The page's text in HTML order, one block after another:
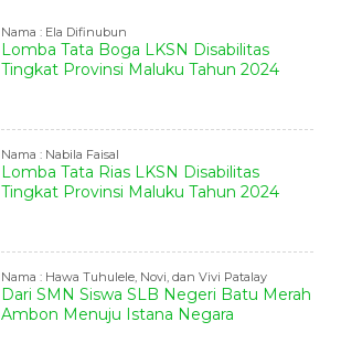
Nama : Ela Difinubun
Lomba Tata Boga LKSN Disabilitas
Tingkat Provinsi Maluku Tahun 2024
Nama : Nabila Faisal
Lomba Tata Rias LKSN Disabilitas
Tingkat Provinsi Maluku Tahun 2024
Nama : Hawa Tuhulele, Novi, dan Vivi Patalay
Dari SMN Siswa SLB Negeri Batu Merah
Ambon Menuju Istana Negara